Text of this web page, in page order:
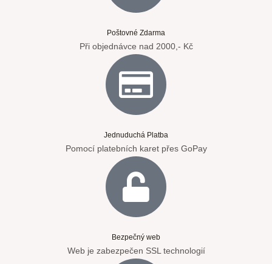
Poštovné Zdarma
Při objednávce nad 2000,- Kč
Jednuduchá Platba
Pomocí platebních karet přes GoPay
Bezpečný web
Web je zabezpečen SSL technologií